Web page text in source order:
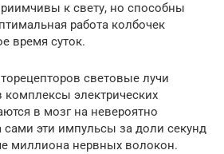
к свету, но способны
работа колбочек
время суток.
световые лучи
электрических
в мозг на невероятно
сами эти импульсы за доли секунд
миллиона нервных волокон.